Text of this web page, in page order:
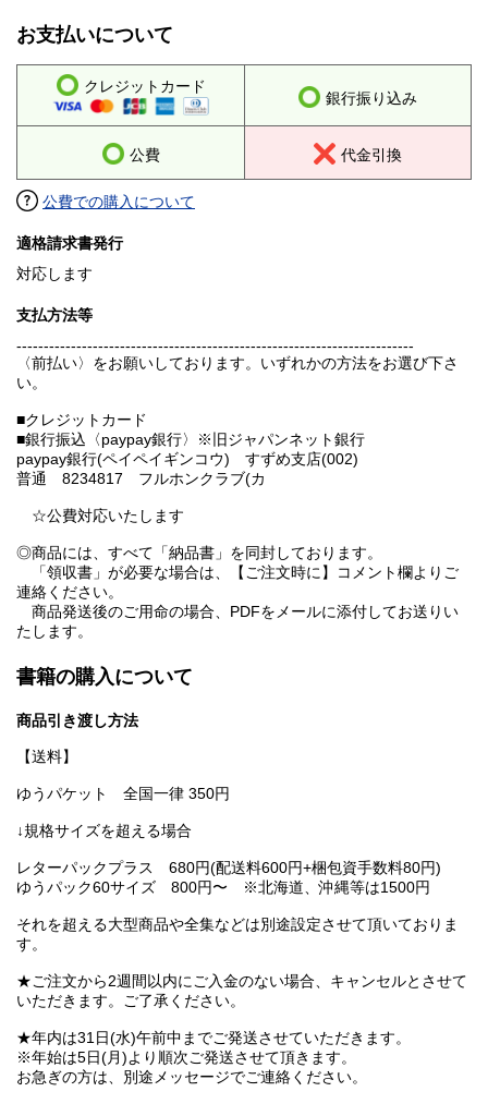
お支払いについて
クレジットカード
銀行振り込み
公費 代金引換
公費での購入について
適格請求書発行
対応します
支払方法等
-------------------------------------------------------------------------
〈前払い〉をお願いしております。いずれかの方法をお選び下さ
い。
■クレジットカード
■銀行振込〈paypay銀行〉※旧ジャパンネット銀行
paypay銀行(ペイペイギンコウ) すずめ支店(002)
普通 8234817 フルホンクラブ(カ
☆公費対応いたします
◎商品には、すべて「納品書」を同封しております。
「領収書」が必要な場合は、【ご注文時に】コメント欄よりご
連絡ください。
商品発送後のご用命の場合、PDFをメールに添付してお送りい
たします。
書籍の購入について
商品引き渡し方法
【送料】
ゆうパケット 全国一律 350円
↓規格サイズを超える場合
レターパックプラス 680円(配送料600円+梱包資手数料80円)
ゆうパック60サイズ 800円〜 ※北海道、沖縄等は1500円
それを超える大型商品や全集などは別途設定させて頂いておりま
す。
★ご注文から2週間以内にご入金のない場合、キャンセルとさせて
いただきます。ご了承ください。
★年内は31日(水)午前中までご発送させていただきます。
※年始は5日(月)より順次ご発送させて頂きます。
お急ぎの方は、別途メッセージでご連絡ください。